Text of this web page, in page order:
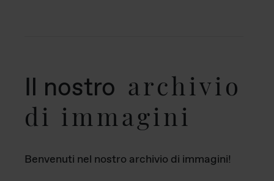
Il nostro archivio
di immagini
Benvenuti nel nostro archivio di immagini!